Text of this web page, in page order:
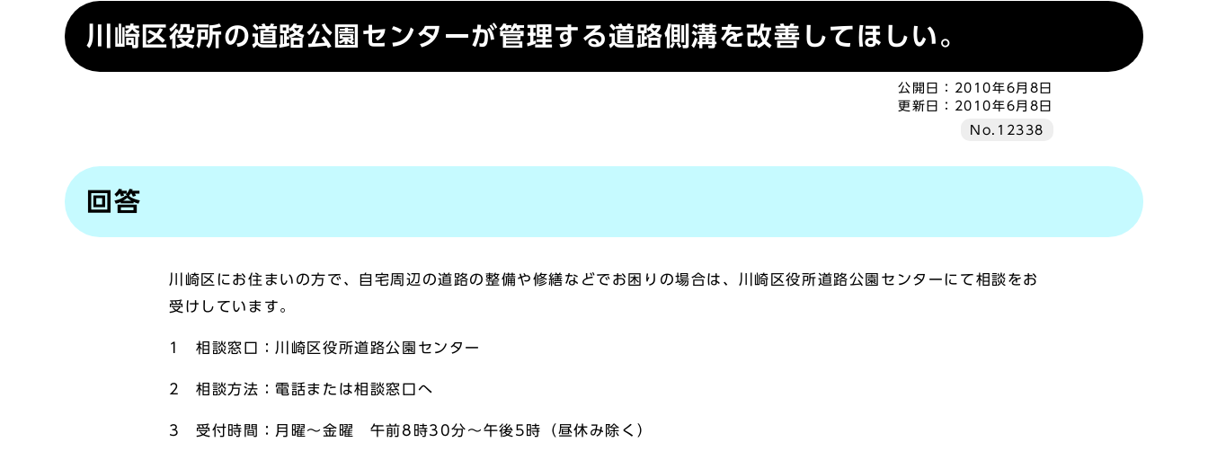
川崎区役所の道路公園センターが管理する道路側溝を改善してほしい。
公開日：
2010年6月8日
更新日：
2010年6月8日
No.12338
回答
川崎区にお住まいの方で、自宅周辺の道路の整備や修繕などでお困りの場合は、川崎区役所道路公園センターにて相談をお
受けしています。
1 相談窓口：川崎区役所道路公園センター
2 相談方法：電話または相談窓口へ
3 受付時間：月曜～金曜 午前8時30分～午後5時（昼休み除く）